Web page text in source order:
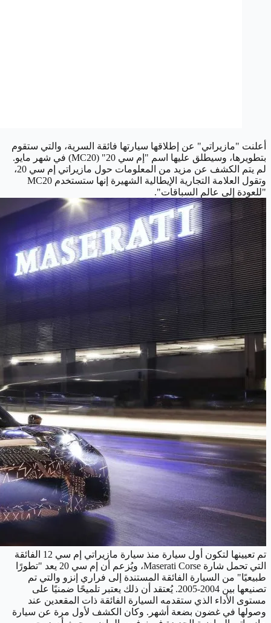
أعلنت "مازيراتي" عن إطلاقها سيارتها فائقة السرية، والتي ستقوم
بتطويرها، وسيطلق عليها اسم "إم سي 20" (MC20) في شهر مايو.
لم يتم الكشف عن مزيد من المعلومات حول مازيراتي إم سي 20،
وتقول العلامة التجارية الإيطالية الشهيرة إنها ستستخدم MC20
"للعودة إلى عالم السباقات".
تم تعيينها لتكون أول سيارة منذ سيارة مازيراتي إم سي 12 الفائقة
التي تحمل شارة Maserati Corse، ويُزعم أن إم سي 20 يعد "تطورًا
طبيعيًا" من السيارة الفائقة المستندة إلى فراري إنزو والتي تم
تصنيعها بين 2004-2005. يُعتقد أن ذلك يعتبر تلميحًا ضمنيًا على
مستوى الأداء الذي ستقدمه السيارة الفائقة ذات المقعدين عند
وصولها في غضون بضعة أشهر. وكان الكشف لأول مرة عن سيارة